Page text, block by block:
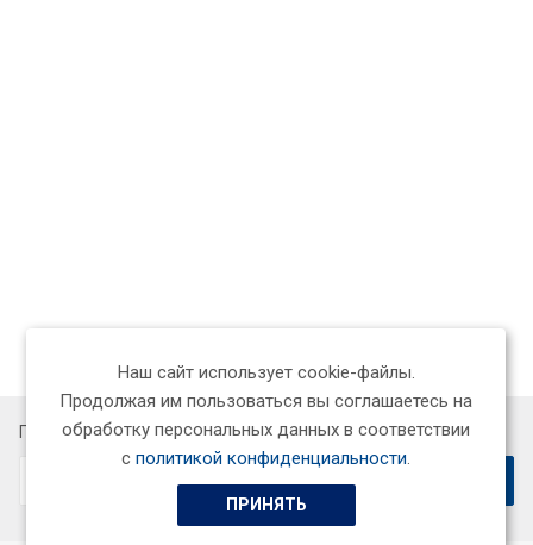
Подписывайтесь на новости и акции:
Наш сайт использует cookie-файлы.
Продолжая им пользоваться вы соглашаетесь на
обработку персональных данных в соответствии
сполитикой конфиденциальности.
ПРИНЯТЬ